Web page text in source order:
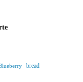
bread